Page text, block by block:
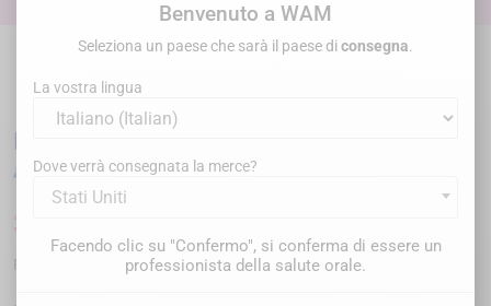
Inserte ultrasoni
Ultrasoni comp. EMS® /
WOODPECKER®
DTE WOODPECKER - Tip E2
30,00 €
Riferimento : WP-E2
Benvenuto a WAM
Seleziona un paese che sarà il paese diconsegna.
La vostra lingua
Dove verrà consegnata la merce?
Stati Uniti
Facendo clic su "Confermo", si conferma di essere un
professionista della salute orale.